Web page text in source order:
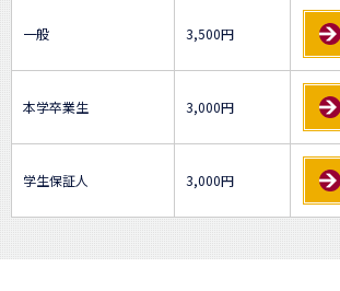
一般 3,500円
本学卒業生 3,000円
学生保証人 3,000円